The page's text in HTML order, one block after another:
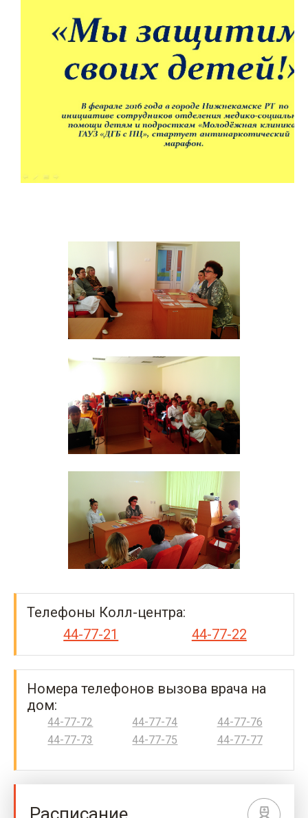
Телефоны Колл-центра:
44-77-21
44-77-22
Номера телефонов вызова врача на
дом:
44-77-72
44-77-73
44-77-74
44-77-75
44-77-76
44-77-77
Расписание